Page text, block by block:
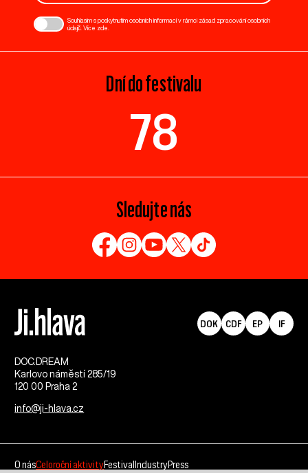
Souhlasím s poskytnutím osobních informací v rámci zásad zpracování osobních
údajů. Více zde
Dní do festivalu
78
Sledujte nás
DOC.DREAM​
Karlovo náměstí 285/19
120 00 Praha 2
info@ji-hlava.cz
DOK CDF EP IF
O násCeloroční aktivityFestival IndustryPress